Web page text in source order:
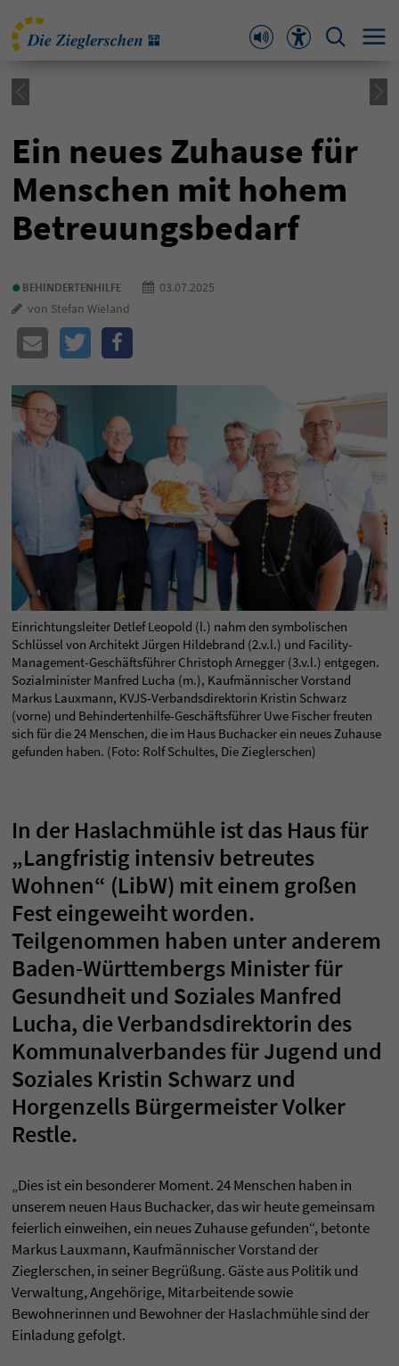
Ein neues Zuhause für
Menschen mit hohem
Betreuungsbedarf
• BEHINDERTENHILFE
03.07.2025
von Stefan Wieland
Einrichtungsleiter Detlef Leopold (l.) nahm den symbolischen
Schlüssel von Architekt Jürgen Hildebrand (2.v.l.) und Facility-
Management-Geschäftsführer Christoph Arnegger (3.v.l.) entgegen.
Sozialminister Manfred Lucha (m.), Kaufmännischer Vorstand
Markus Lauxmann, KVJS-Verbandsdirektorin Kristin Schwarz
(vorne) und Behindertenhilfe-Geschäftsführer Uwe Fischer freuten
sich für die 24 Menschen, die im Haus Buchacker ein neues Zuhause
gefunden haben. (Foto: Rolf Schultes, Die Zieglerschen)
In der Haslachmühle ist das Haus für
„Langfristig intensiv betreutes
Wohnen“ (LibW) mit einem großen
Fest eingeweiht worden.
Teilgenommen haben unter anderem
Baden-Württembergs Minister für
Gesundheit und Soziales Manfred
Lucha, die Verbandsdirektorin des
Kommunalverbandes für Jugend und
Soziales Kristin Schwarz und
Horgenzells Bürgermeister Volker
Restle.
„Dies ist ein besonderer Moment. 24 Menschen haben in
unserem neuen Haus Buchacker, das wir heute gemeinsam
feierlich einweihen, ein neues Zuhause gefunden“, betonte
Markus Lauxmann, Kaufmännischer Vorstand der
Zieglerschen, in seiner Begrüßung. Gäste aus Politik und
Verwaltung, Angehörige, Mitarbeitende sowie
Bewohnerinnen und Bewohner der Haslachmühle sind der
Einladung gefolgt.